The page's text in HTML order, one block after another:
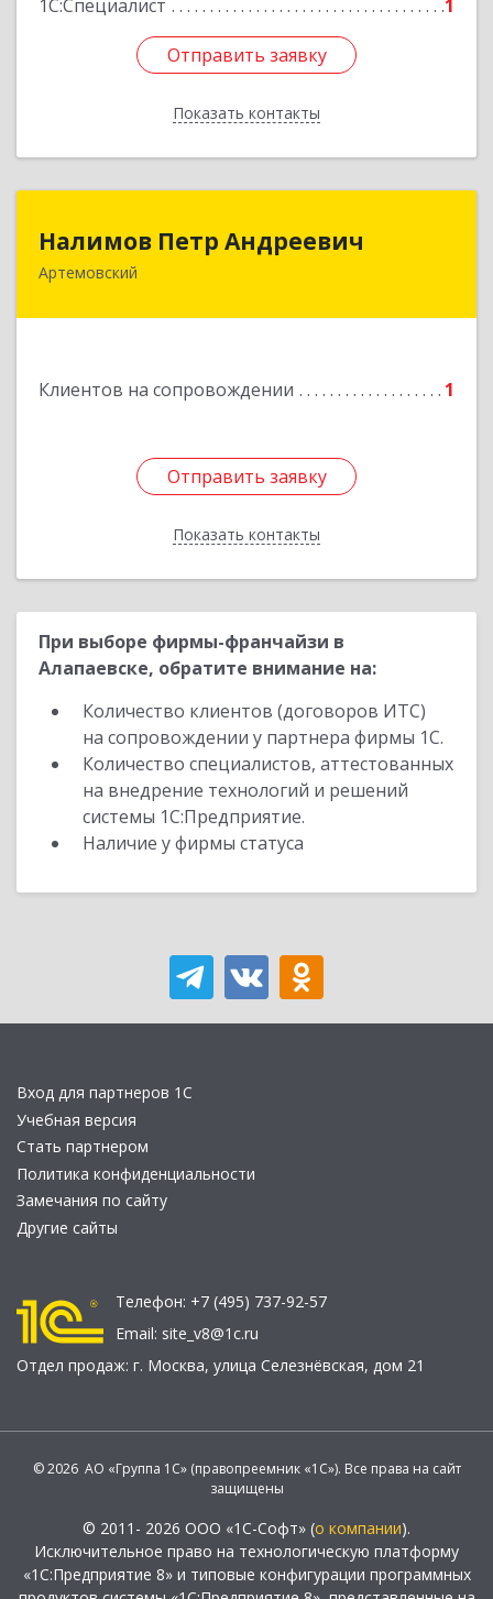
1С:Специалист
1
Отправить заявку
Показать контакты
Отправить заявку
Назад
Налимов Петр Андреевич
Артемовский
Клиентов на сопровождении 1
Отправить заявку
Показать контакты
623780, Свердловская обл, Артемовский г,
Отправить заявку
Назад
При выборе фирмы-франчайзи в
Алапаевске, обратите внимание на:
Количество клиентов (договоров ИТС)
на сопровождении у партнера фирмы 1С.
Количество специалистов, аттестованных
на внедрение технологий и решений
системы 1С:Предприятие.
Наличие у фирмы статуса
Вход для партнеров 1С
Учебная версия
Стать партнером
Политика конфиденциальности
Замечания по сайту
Другие сайты
Телефон: +7 (495) 737-92-57
Email: site_v8@1c.ru
Отдел продаж: г. Москва, улица Селезнёвская, дом 21
© 2026 АО «Группа 1С» (правопреемник «1С»). Все права на сайт
защищены
© 2011- 2026 ООО «1С-Софт» (о компании).
Исключительное право на технологическую платформу
«1С:Предприятие 8» и типовые конфигурации программных